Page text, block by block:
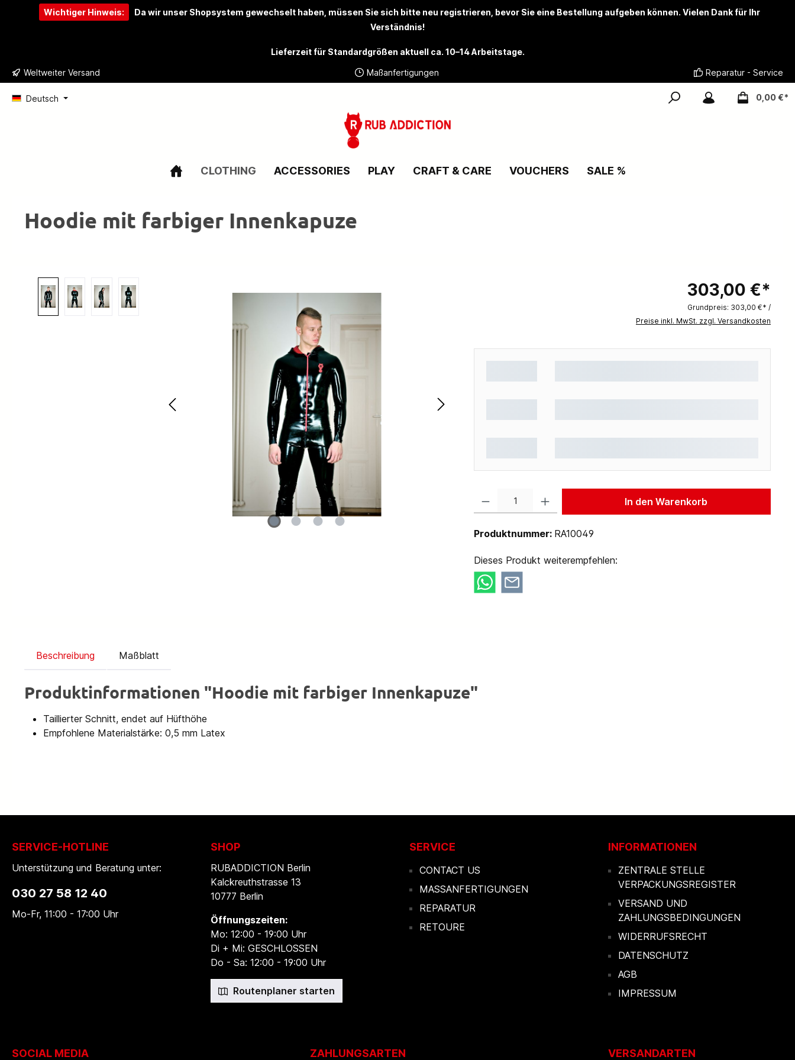
springen Zur Hauptnavigation springen
Wichtiger Hinweis: Da wir unser Shopsystem gewechselt haben, müssen Sie sich bitte neu registrieren , bevor Sie eine Bestellung aufgeben können. Vielen Dank für Ihr
Verständnis!
Lieferzeit für Standardgrößen aktuell ca. 10–14 Arbeitstage.
Weltweiter Versand Maßanfertigungen Reparatur - Service
Deutsch 0,00 €*
CLOTHING ACCESSORIES PLAY CRAFT & CARE VOUCHERS SALE %
Hoodie mit farbiger Innenkapuze
303,00 €*
Grundpreis: 303,00 €* /
Preise inkl. MwSt. zzgl. Versandkosten
In den Warenkorb
Produktnummer: RA10049
Dieses Produkt weiterempfehlen:
Beschreibung Maßblatt
Produktinformationen "Hoodie mit farbiger Innenkapuze"
Taillierter Schnitt, endet auf Hüfthöhe
Empfohlene Materialstärke: 0,5 mm Latex
SHOP
RUBADDICTION Berlin
Kalckreuthstrasse 13
10777 Berlin
Öffnungszeiten:
Mo: 12:00 - 19:00 Uhr
Di + Mi: GESCHLOSSEN
Do - Sa: 12:00 - 19:00 Uhr
Routenplaner starten
SERVICE
CONTACT US
MASSANFERTIGUNGEN
REPARATUR
RETOURE
INFORMATIONEN
ZENTRALE STELLE
VERPACKUNGSREGISTER
VERSAND UND
ZAHLUNGSBEDINGUNGEN
WIDERRUFSRECHT
DATENSCHUTZ
AGB
IMPRESSUM
SERVICE-HOTLINE
Unterstützung und Beratung unter:
030 27 58 12 40
Mo-Fr, 11:00 - 17:00 Uhr
SOCIAL MEDIA ZAHLUNGSARTEN VERSANDARTEN